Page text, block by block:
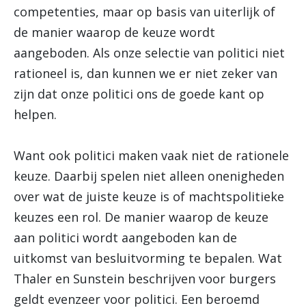
competenties, maar op basis van uiterlijk of
de manier waarop de keuze wordt
aangeboden. Als onze selectie van politici niet
rationeel is, dan kunnen we er niet zeker van
zijn dat onze politici ons de goede kant op
helpen.
Want ook politici maken vaak niet de rationele
keuze. Daarbij spelen niet alleen onenigheden
over wat de juiste keuze is of machtspolitieke
keuzes een rol. De manier waarop de keuze
aan politici wordt aangeboden kan de
uitkomst van besluitvorming te bepalen. Wat
Thaler en Sunstein beschrijven voor burgers
geldt evenzeer voor politici. Een beroemd